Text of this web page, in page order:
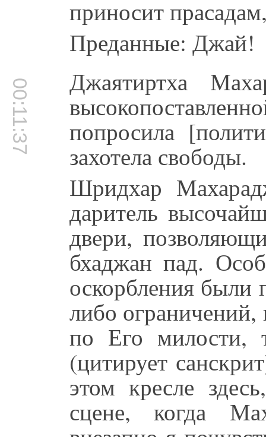
приносит
Преданные: Джай!
00:11:37 Джаятиртха
попросила
захотела свободы.
Шридхар
даритель
двери,
бхаджан пад.
оскорбления
либо ограничений,
по Его милости,
(цитирует
этом кресле
сцене, когда